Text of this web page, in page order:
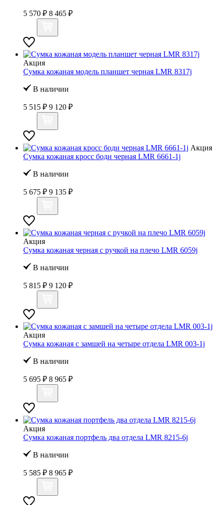
5 570 ₽ 8 465 ₽
Акция
Сумка кожаная модель планшет черная LMR 8317j
В наличии
5 515 ₽ 9 120 ₽
Акция
Сумка кожаная кросс боди черная LMR 6661-1j
В наличии
5 675 ₽ 9 135 ₽
Акция
Сумка кожаная черная с ручкой на плечо LMR 6059j
В наличии
5 815 ₽ 9 120 ₽
Акция
Сумка кожаная с замшей на четыре отдела LMR 003-1j
В наличии
5 695 ₽ 8 965 ₽
Акция
Сумка кожаная портфель два отдела LMR 8215-6j
В наличии
5 585 ₽ 8 965 ₽